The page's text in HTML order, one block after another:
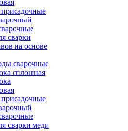
сварки
на основе
сварочные
сплошная
сварки меди